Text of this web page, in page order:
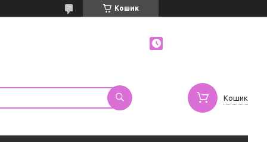
Кошик
Кошик